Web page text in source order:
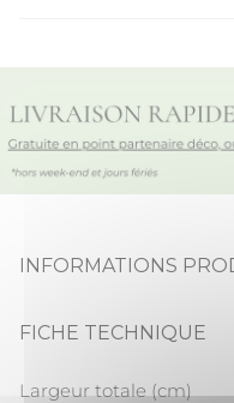
INFORMATIONS
FICHE TECHNIQUE
Largeur totale (cm)